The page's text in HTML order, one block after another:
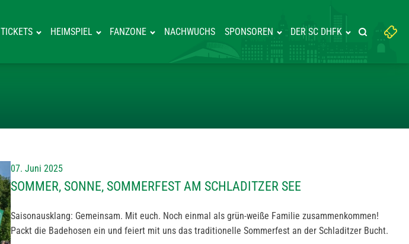
TICKETS HEIMSPIEL FANZONE NACHWUCHS SPONSOREN DER SC DHFK
Suchbegriff
eingeben:
Suche
07. Juni 2025
SOMMER, SONNE, SOMMERFEST AM SCHLADITZER SEE
Saisonausklang: Gemeinsam. Mit euch. Noch einmal als grün-weiße Familie zusammenkommen!
Packt die Badehosen ein und feiert mit uns das traditionelle Sommerfest an der Schladitzer Bucht.